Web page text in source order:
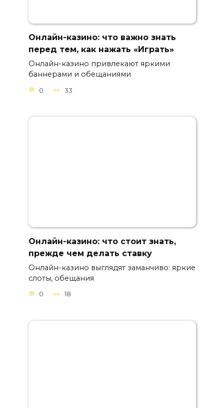
Онлайн-казино: что важно знать
перед тем, как нажать «Играть»
Онлайн-казино привлекают яркими
баннерами и обещаниями
0 33
Онлайн-казино: что стоит знать,
прежде чем делать ставку
Онлайн-казино выглядят заманчиво: яркие
слоты, обещания
0 18